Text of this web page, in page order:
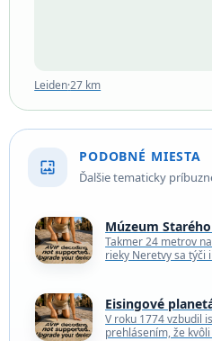
Leiden·27 km
wallpaper
PODOBNÉ MIESTA
Ďalšie tematicky
Múzeum
Takmer 24 metrov
rieky Neretvy sa týči
Eisingové
V roku 1774 vzbudil
prehlásením, že